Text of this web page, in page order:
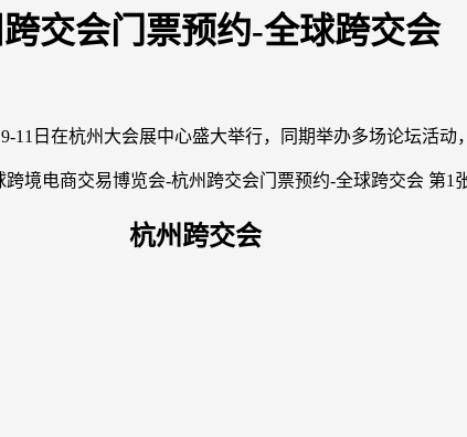
交会门票预约-全球跨交会
11日在杭州大会展中心盛大举行，同期举办多场论坛活动，
杭州跨交会